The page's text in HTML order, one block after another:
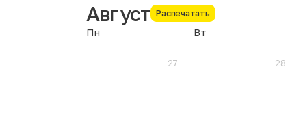
Август Распечатать
Пн Вт
27 28